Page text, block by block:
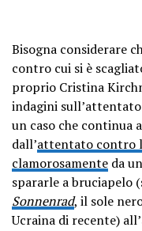
Bisogna considerare
contro cui si è
proprio Cristina
indagini
un caso che continua
dall’attentato contro
clamorosamente da
spararle a bruciapelo
Sonnenrad, il sole
Ucraina di recente)